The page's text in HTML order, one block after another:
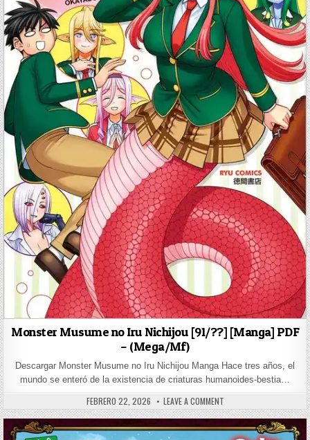
Monster Musume no Iru Nichijou [91/??] [Manga] PDF
– (Mega/Mf)
Descargar Monster Musume no Iru Nichijou Manga Hace tres años, el
mundo se enteró de la existencia de criaturas humanoides-bestia…
PUBLISHED DATE:
FEBRERO 22, 2026 LEAVE A COMMENTON MONSTER MUSUME